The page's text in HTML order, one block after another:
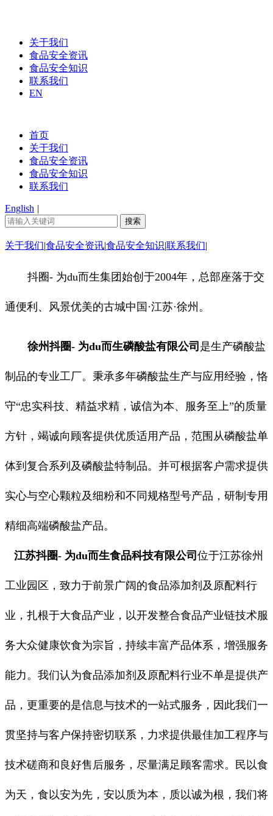
关于我们
食品安全资讯
食品安全知识
联系我们
EN
首页
关于我们
食品安全资讯
食品安全知识
联系我们
English |
关于我们|食品安全资讯|食品安全知识|联系我们|
抖圈- 为du而生集团始创于2004年，总部座落于交
通便利、风景优美的古城中国·江苏·徐州。
徐州抖圈- 为du而生磷酸盐有限公司 是生产磷酸盐
制品的专业工厂。秉承多年磷酸盐生产与应用经验，恪
守“忠实科技、精益求精，诚信为本、服务至上”的质量
方针，竭诚向顾客提供优质适用产品，范围从磷酸盐单
体到复合系列及磷酸盐特制品。并可根据客户需求提供
实心与空心颗粒及细粉和不同规格型号产品，研制专用
精细高端磷酸盐产品。
江苏抖圈- 为du而生食品科技有限公司 位于江苏徐州
工业园区，致力于前景广阔的食品添加剂及原配料行
业，扎根于大食品产业，以开发整合食品产业链技术服
务大众健康饮食为宗旨，持续丰富产品体系，增强服务
能力。我们认为食品添加剂及原配料行业不单是提供产
品，更重要的是信息与技术的一站式服务，因此我们一
贯坚持与客户保持密切联系， 力求提供最佳加工程序与
技术磋商和良好售后服务，尽量满足顾客需求。民以食
为天，食以安为先，安以质为本，质以诚为根，我们将